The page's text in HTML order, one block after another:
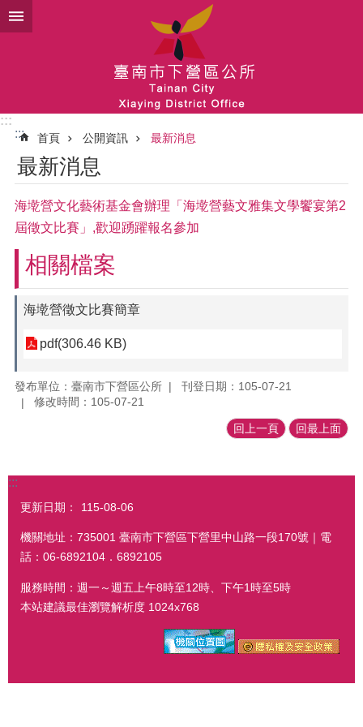
跳到主要內容區塊
:::
:::
首頁 公開資訊 最新消息
最新消息
海墘營文化藝術基金會辦理「海墘營藝文雅集文學饗宴第2
屆徵文比賽」,歡迎踴躍報名參加
相關檔案
海墘營徵文比賽簡章
pdf(306.46 KB)
發布單位：臺南市下營區公所
刊登日期：105-07-21
修改時間：105-07-21
回上一頁 回最上面
:::
更新日期： 115-08-06
機關地址：735001 臺南市下營區下營里中山路一段170號｜電
話：06-6892104．6892105
服務時間：週一～週五上午8時至12時、下午1時至5時
本站建議最佳瀏覽解析度 1024x768